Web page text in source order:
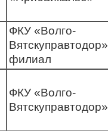
ФКУ «Волго-
Вятскуправтодор»
филиал
ФКУ «Волго-
Вятскуправтодор»